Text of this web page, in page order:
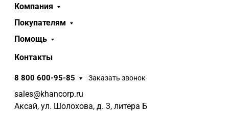
Компания
Покупателям
Помощь
Контакты
8 800 600-95-85 Заказать звонок
sales@khancorp.ru
Аксай, ул. Шолохова, д. 3, литера Б